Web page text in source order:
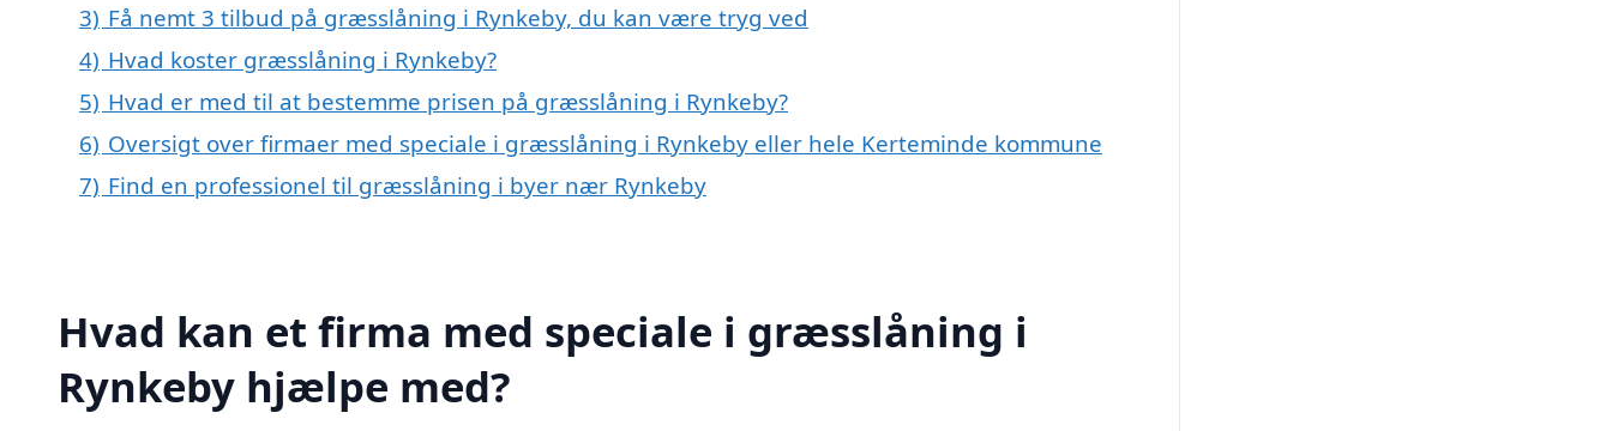
3) Få nemt 3 tilbud på græsslåning i Rynkeby, du kan være tryg ved
4) Hvad koster græsslåning i Rynkeby?
5) Hvad er med til at bestemme prisen på græsslåning i Rynkeby?
6) Oversigt over firmaer med speciale i græsslåning i Rynkeby eller hele Kerteminde kommune
7) Find en professionel til græsslåning i byer nær Rynkeby
Hvad kan et firma med speciale i græsslåning i
Rynkeby hjælpe med?